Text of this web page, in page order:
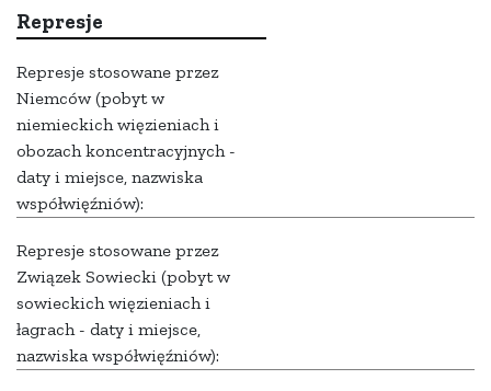
Represje
Represje stosowane przez
Niemców (pobyt w
niemieckich więzieniach i
obozach koncentracyjnych -
daty i miejsce, nazwiska
współwięźniów):
Represje stosowane przez
Związek Sowiecki (pobyt w
sowieckich więzieniach i
łagrach - daty i miejsce,
nazwiska współwięźniów):